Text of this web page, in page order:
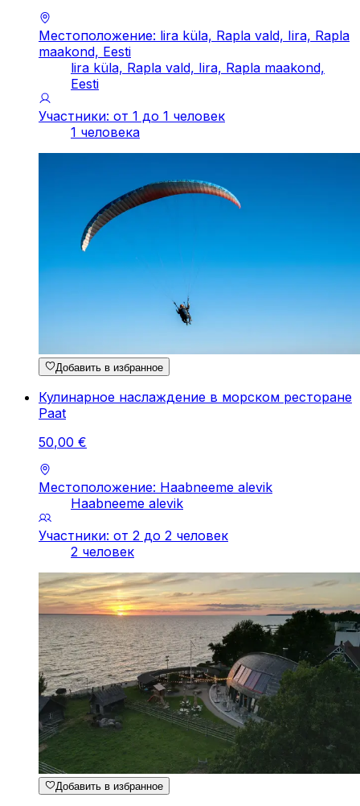
Местоположение: lira küla, Rapla vald, Iira, Rapla
maakond, Eesti
lira küla, Rapla vald, Iira, Rapla maakond,
Eesti
Участники: от 1 до 1 человек
1 человека
Добавить в избранное
Кулинарное наслаждение в морском ресторане
Paat
50,00 €
Местоположение: Haabneeme alevik
Haabneeme alevik
Участники: от 2 до 2 человек
2 человек
Добавить в избранное